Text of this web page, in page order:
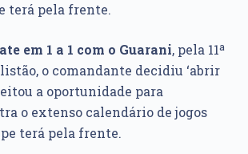
terá pela frente.
em 1 a 1 com o Guarani, pela 11ª
o comandante decidiu ‘abrir
a oportunidade para
o extenso calendário de jogos
terá pela frente.